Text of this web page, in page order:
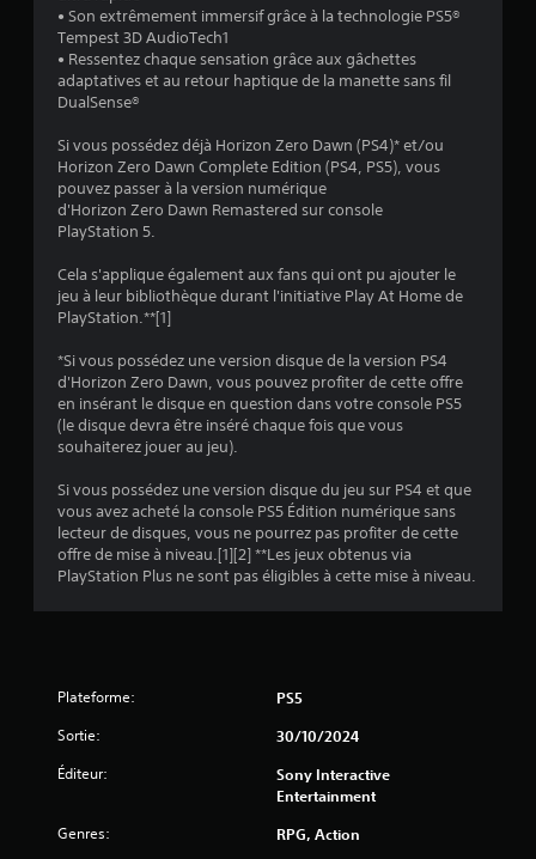
3
v
)
• Son extrêmement immersif grâce à la technologie PS5®
Tempest 3D AudioTech1
• Ressentez chaque sensation grâce aux gâchettes
adaptatives et au retour haptique de la manette sans fil
DualSense®
Si vous possédez déjà Horizon Zero Dawn (PS4)* et/ou
Horizon Zero Dawn Complete Edition (PS4, PS5), vous
pouvez passer à la version numérique
d'Horizon Zero Dawn Remastered sur console
PlayStation 5.
Cela s'applique également aux fans qui ont pu ajouter le
jeu à leur bibliothèque durant l'initiative Play At Home de
PlayStation.**[1]
*Si vous possédez une version disque de la version PS4
d'Horizon Zero Dawn, vous pouvez profiter de cette offre
en insérant le disque en question dans votre console PS5
(le disque devra être inséré chaque fois que vous
souhaiterez jouer au jeu).
Si vous possédez une version disque du jeu sur PS4 et que
vous avez acheté la console PS5 Édition numérique sans
lecteur de disques, vous ne pourrez pas profiter de cette
offre de mise à niveau.[1][2] **Les jeux obtenus via
PlayStation Plus ne sont pas éligibles à cette mise à niveau.
Plateforme: PS5
Sortie: 30/10/2024
Éditeur:
Sony Interactive
Entertainment
Genres: RPG, Action